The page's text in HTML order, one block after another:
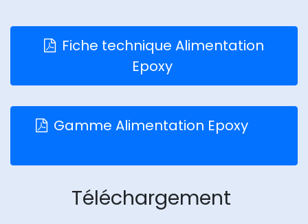
Fiche technique Alimentation
Epoxy
Gamme Alimentation Epoxy
Téléchargement